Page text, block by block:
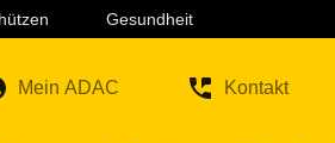
Gesundheit
Mein ADAC Kontakt